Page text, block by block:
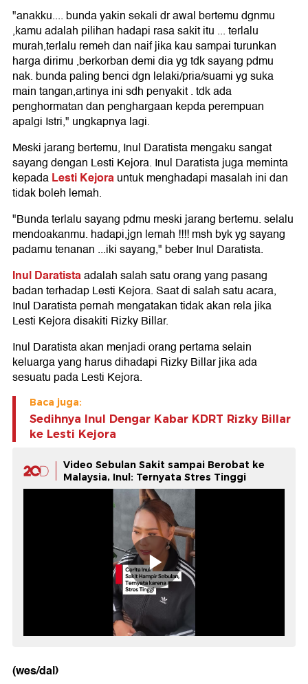
"anakku.... bunda yakin sekali dr awal bertemu dgnmu
,kamu adalah pilihan hadapi rasa sakit itu ... terlalu
murah,terlalu remeh dan naif jika kau sampai turunkan
harga dirimu ,berkorban demi dia yg tdk sayang pdmu
nak. bunda paling benci dgn lelaki/pria/suami yg suka
main tangan,artinya ini sdh penyakit . tdk ada
penghormatan dan penghargaan kepda perempuan
apalgi Istri," ungkapnya lagi.
Meski jarang bertemu, Inul Daratista mengaku sangat
sayang dengan Lesti Kejora. Inul Daratista juga meminta
kepadaLesti Kejorauntuk menghadapi masalah ini dan
tidak boleh lemah.
"Bunda terlalu sayang pdmu meski jarang bertemu. selalu
mendoakanmu. hadapi,jgn lemah !!!! msh byk yg sayang
padamu tenanan ...iki sayang," beber Inul Daratista.
Inul Daratistaadalah salah satu orang yang pasang
badan terhadap Lesti Kejora. Saat di salah satu acara,
Inul Daratista pernah mengatakan tidak akan rela jika
Lesti Kejora disakiti Rizky Billar.
Inul Daratista akan menjadi orang pertama selain
keluarga yang harus dihadapi Rizky Billar jika ada
sesuatu pada Lesti Kejora.
Baca juga:
Sedihnya Inul Dengar Kabar KDRT Rizky Billar
ke Lesti Kejora
Video Sebulan Sakit sampai Berobat ke
Malaysia, Inul: Ternyata Stres Tinggi
(wes/dal)